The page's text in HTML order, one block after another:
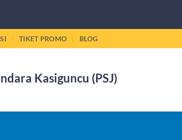
TIKET PROMO BLOG
Kasiguncu (PSJ)